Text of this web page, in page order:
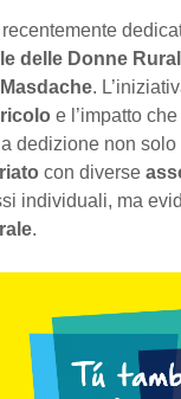
recentemente
delle Donne
Masdache.
e l’impatto
dedizione non
con diverse
individuali, ma
.